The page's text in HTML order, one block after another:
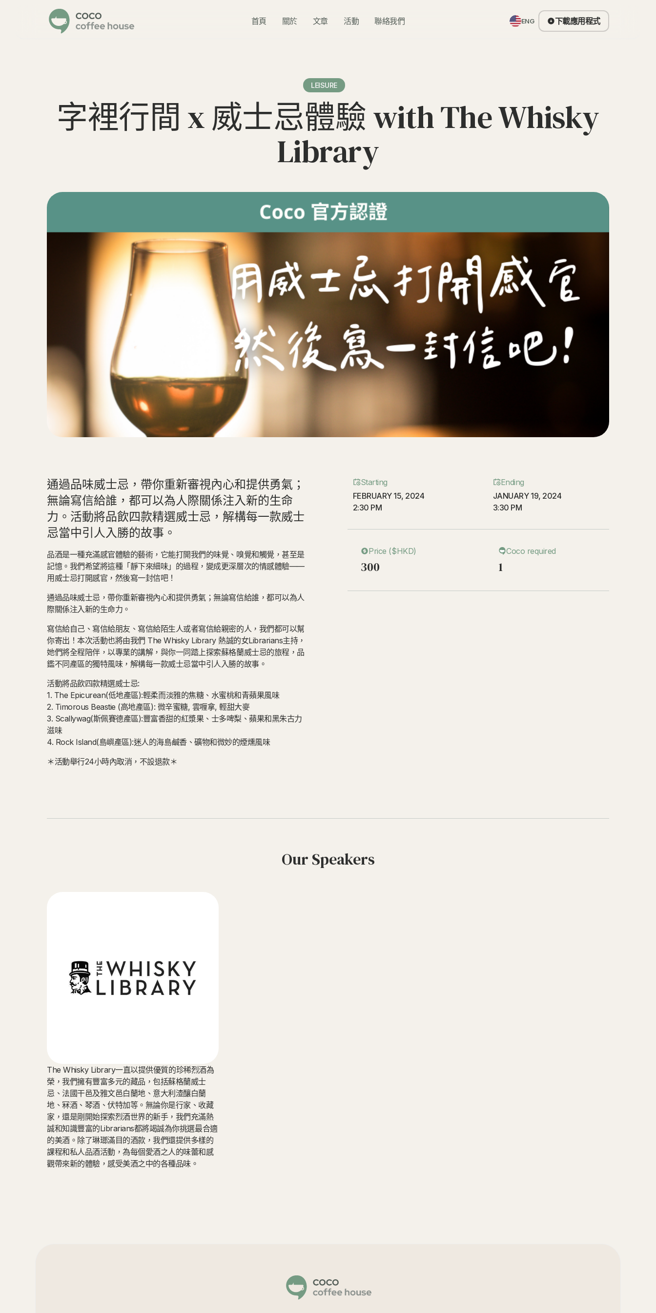
首頁 關於 文章 活動 聯絡我們 ENG 下載應用程式
LEISURE
字裡行間 x 威士忌體驗 with The Whisky
Library
通過品味威士忌，帶你重新審視內心和提供勇氣；
無論寫信給誰，都可以為人際關係注入新的生命
力。活動將品飲四款精選威士忌，解構每一款威士
忌當中引人入勝的故事。
品酒是一種充滿感官體驗的藝術，它能打開我們的味覺、嗅覺和觸覺，甚至是
記憶。我們希望將這種「靜下來細味」的過程，變成更深層次的情感體驗——
用威士忌打開感官，然後寫一封信吧！
通過品味威士忌，帶你重新審視內心和提供勇氣；無論寫信給誰，都可以為人
際關係注入新的生命力。
寫信給自己、寫信給朋友、寫信給陌生人或者寫信給親密的人，我們都可以幫
你寄出！本次活動也將由我們 The Whisky Library 熱誠的女Librarians主持，
她們將全程陪伴，以專業的講解，與你一同踏上探索蘇格蘭威士忌的旅程，品
鑑不同產區的獨特風味，解構每一款威士忌當中引人入勝的故事。
活動將品飲四款精選威士忌:
1. The Epicurean(低地產區):輕柔而淡雅的焦糖、水蜜桃和青蘋果風味
2. Timorous Beastie (高地產區): 微辛蜜糖, 雲喱拿, 輕甜大麥
3. Scallywag(斯佩賽德產區):豐富香甜的紅漿果、士多啤梨、蘋果和黑朱古力
滋味
4. Rock Island(島嶼產區):迷人的海島鹹香、礦物和微妙的煙燻風味
＊活動舉行24小時內取消，不設退款＊
Starting
FEBRUARY 15, 2024
2:30 PM
Ending
JANUARY 19, 2024
3:30 PM
Price ($HKD)
300
Coco required
1
Our Speakers
The Whisky Library一直以提供優質的珍稀烈酒為
榮，我們擁有豐富多元的藏品，包括蘇格蘭威士
忌、法國干邑及雅文邑白蘭地、意大利渣釀白蘭
地、冧酒、琴酒、伏特加等。無論你是行家、收藏
家，還是剛開始探索烈酒世界的新手，我們充滿熱
誠和知識豐富的Librarians都將竭誠為你挑選最合適
的美酒。除了琳瑯滿目的酒款，我們還提供多樣的
課程和私人品酒活動，為每個愛酒之人的味蕾和感
觀帶來新的體驗，感受美酒之中的各種品味。